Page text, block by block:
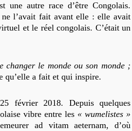
une autre race d’être Congolais.
l’avait fait avant elle : elle avait
et le réel congolais. C’était un
changer le monde ou son monde ;
qu’elle a fait et qui inspire.
février 2018. Depuis quelques
vibre entre les « wumelistes »
ad vitam aeternam, d’où